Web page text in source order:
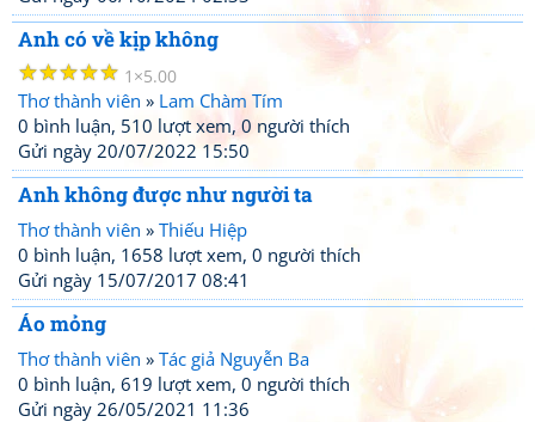
Anh có về kịp không
☆
☆
☆
☆
☆ 1 5.00
Thơ thành viên » Lam Chàm Tím
0 bình luận, 510 lượt xem, 0 người thích
Gửi ngày 20/07/2022 15:50
Anh không được như người ta
Thơ thành viên » Thiếu Hiệp
0 bình luận, 1658 lượt xem, 0 người thích
Gửi ngày 15/07/2017 08:41
Áo mỏng
Thơ thành viên » Tác giả Nguyễn Ba
0 bình luận, 619 lượt xem, 0 người thích
Gửi ngày 26/05/2021 11:36